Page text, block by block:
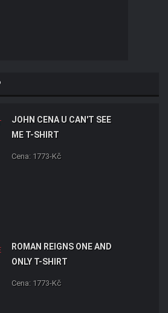
JOHN CENA U CAN'T SEE
ME T-SHIRT
Cena: 1773-Kč
ROMAN REIGNS ONE AND
ONLY T-SHIRT
Cena: 1773-Kč